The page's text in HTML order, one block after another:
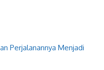
Perjalanannya Menjadi